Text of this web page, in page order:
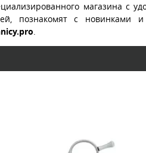
магазина с
познакомят с
.